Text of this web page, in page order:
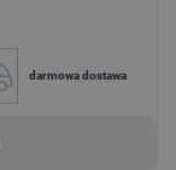
darmowa dostawa